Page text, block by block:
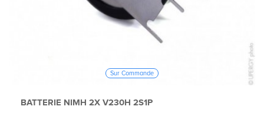
Sur Commande
BATTERIE NIMH 2X V230H 2S1P